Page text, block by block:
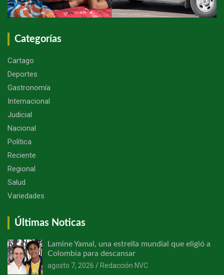
Categorías
Cartago
Deportes
Gastronomía
Internacional
Judicial
Nacional
Política
Reciente
Regional
Salud
Variedades
Últimas Noticas
Lamine Yamal, una estrella mundial que eligió a
Colombia para descansar
agosto 7, 2026
Redacción NVC